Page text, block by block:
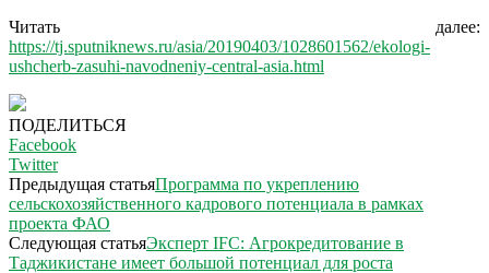
Читать далее:
https://tj.sputniknews.ru/asia/20190403/1028601562/ekologi-
ushcherb-zasuhi-navodneniy-central-asia.html
ПОДЕЛИТЬСЯ
Facebook
Twitter
Предыдущая статьяПрограмма по укреплению
сельскохозяйственного кадрового потенциала в рамках
проекта ФАО
Следующая статьяЭксперт IFC: Агрокредитование в
Таджикистане имеет большой потенциал для роста